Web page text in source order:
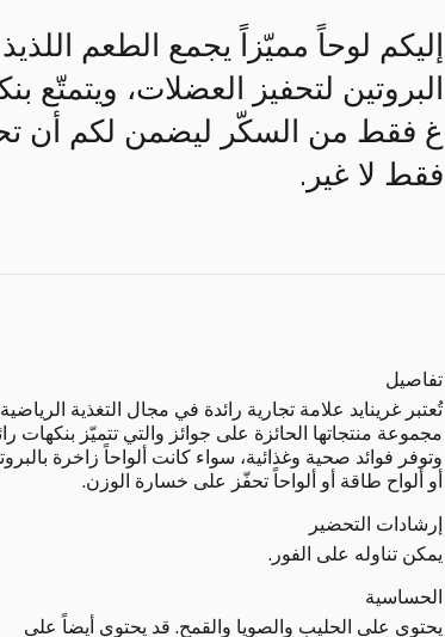
غ فقط من السكّر ليضمن لكم أن
فقط لا غير.
تفاصيل
تُعتبر غرينايد علامة تجارية رائدة في مجال التغذية
مجموعة منتجاتها الحائزة على جوائز والتي تتميّز بنكهات
وتوفر فوائد صحية وغذائية، سواء كانت ألواحاً زاخرة
أو ألواح طاقة أو ألواحاً تحفّز على خسارة الوزن.
إرشادات التحضير
يمكن تناوله على الفور.
الحساسية
يحتوي على الحليب والصويا والقمح. قد يحتوي أيضاً على